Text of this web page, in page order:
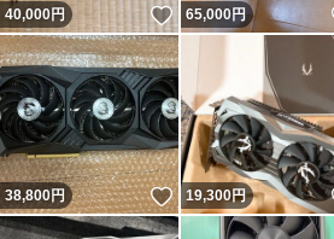
40,000円 いいね！
65,000円
38,800円 いいね！
19,300円